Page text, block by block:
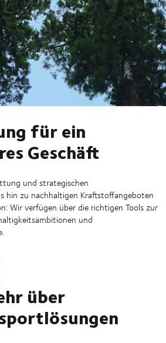
für ein
Geschäft
und strategischen
hin zu nachhaltigen Kraftstoffangeboten
Wir verfügen über die richtigen Tools zur
und
nachhaltigeres Geschäft
über